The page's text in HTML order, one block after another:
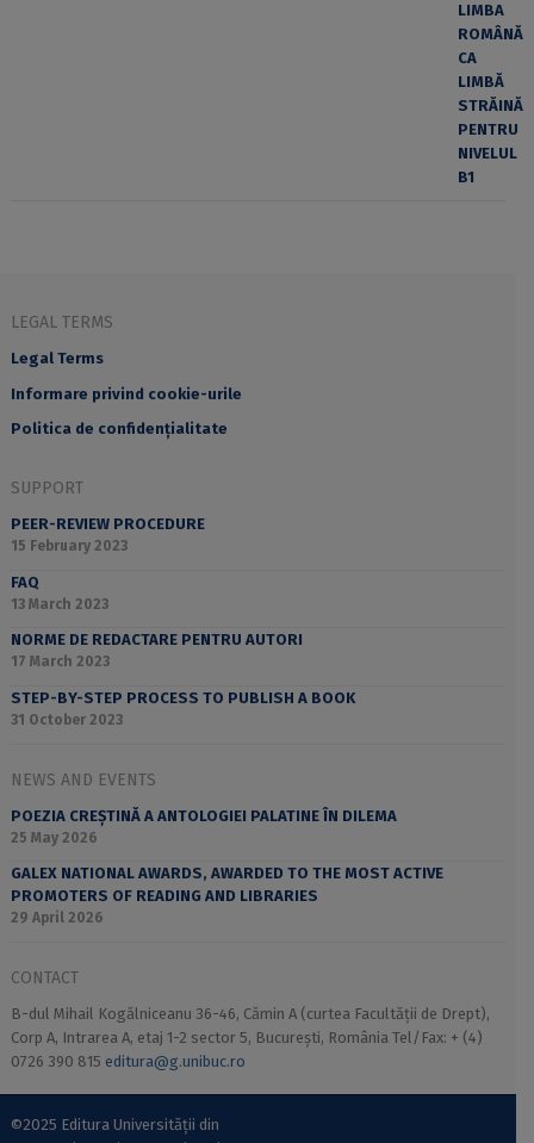
LEGAL TERMS
Legal Terms
Informare privind cookie-urile
Politica de confidențialitate
SUPPORT
PEER-REVIEW PROCEDURE
15 February 2023
FAQ
13 March 2023
NORME DE REDACTARE PENTRU AUTORI
17 March 2023
STEP-BY-STEP PROCESS TO PUBLISH A BOOK
31 October 2023
NEWS AND EVENTS
POEZIA CREȘTINĂ A ANTOLOGIEI PALATINE ÎN DILEMA
25 May 2026
GALEX NATIONAL AWARDS, AWARDED TO THE MOST ACTIVE
PROMOTERS OF READING AND LIBRARIES
29 April 2026
CONTACT
B-dul Mihail Kogălniceanu 36-46, Cămin A (curtea Facultății de Drept),
Corp A, Intrarea A, etaj 1-2 sector 5, București, România Tel/Fax: + (4)
0726 390 815 editura@g.unibuc.ro
©2025 Editura Universității din